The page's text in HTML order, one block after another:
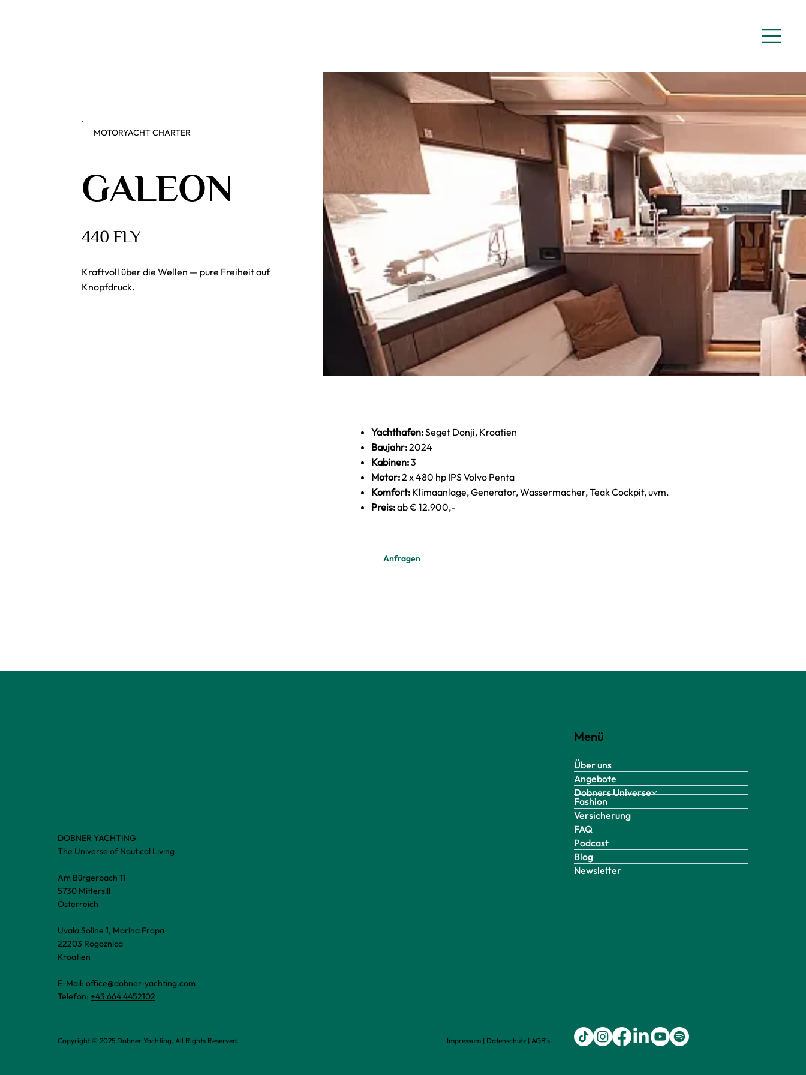
Dobner Yachting - Galeon 440 Fly
MOTORYACHT CHARTER
GALEON
440 FLY
Kraftvoll über die Wellen — pure Freiheit auf
Knopfdruck.
Yachthafen:Seget Donji, Kroatien
Baujahr:2024
Kabinen:3
Motor:2 x 480 hp IPS Volvo Penta
Komfort: Klimaanlage, Generator, Wassermacher, Teak Cockpit, uvm.
Preis:ab € 12.900,-
Anfragen
DOBNER YACHTING
The Universe of Nautical Living
Am Bürgerbach 11
5730 Mittersill
Österreich
Uvala Soline 1, Marina Frapa
22203 Rogoznica
Kroatien
E-Mail: office@dobner-yachting.com
Telefon: +43 664 4452102
Copyright © 2025 Dobner Yachting. All Rights Reserved. Impressum | Datenschutz |AGB´s
Menü
Über uns
Angebote
Dobners Universe
Fashion
Versicherung
FAQ
Podcast
Blog
Newsletter